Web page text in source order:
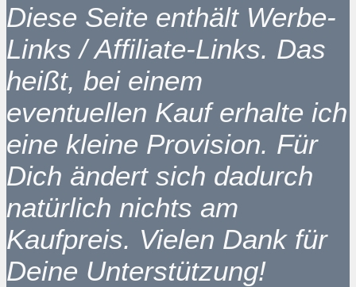
Diese Seite enthält Werbe-
Links / Affiliate-Links. Das
heißt, bei einem
eventuellen Kauf erhalte ich
eine kleine Provision. Für
Dich ändert sich dadurch
natürlich nichts am
Kaufpreis. Vielen Dank für
Deine Unterstützung!